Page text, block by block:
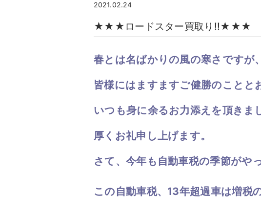
2021.02.24
★★★ロードスター買取り!!★★★
春とは名ばかりの風の寒さですが、
皆様にはますますご健勝のことと
いつも身に余るお力添えを頂きま
厚くお礼申し上げます。
さて、今年も 自動車税の季節がや
この自動車税、13年超過車は増税